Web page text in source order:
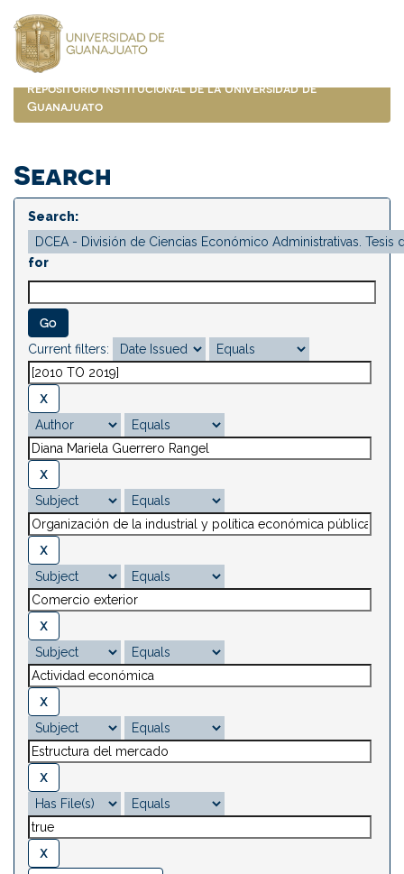
navigation
Repositorio Institucional de la Universidad de
Guanajuato
Search
Search:
for
Current filters: